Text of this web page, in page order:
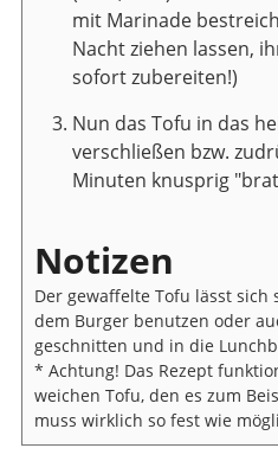
mit Marinade
Nacht ziehen lassen,
sofort zubereiten!)
Nun das Tofu in das
verschließen bzw.
Minuten knusprig
Notizen
Der gewaffelte Tofu lässt sich
dem Burger benutzen oder
geschnitten und in die
* Achtung! Das Rezept
weichen Tofu, den es zum
muss wirklich so fest wie